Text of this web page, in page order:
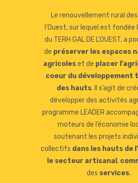
Le renouvellement rural
l’Ouest, sur lequel est
du TERH GAL DE L’OUEST, a
de préserver les espaces
agricoleset de placer
coeur du développement
des hauts. Il s’agit de
développer des activités
programme LEADER
moteurs de l’économie
soutenant les projets
collectifs dans les hauts de
le secteur artisanal ,
des services.